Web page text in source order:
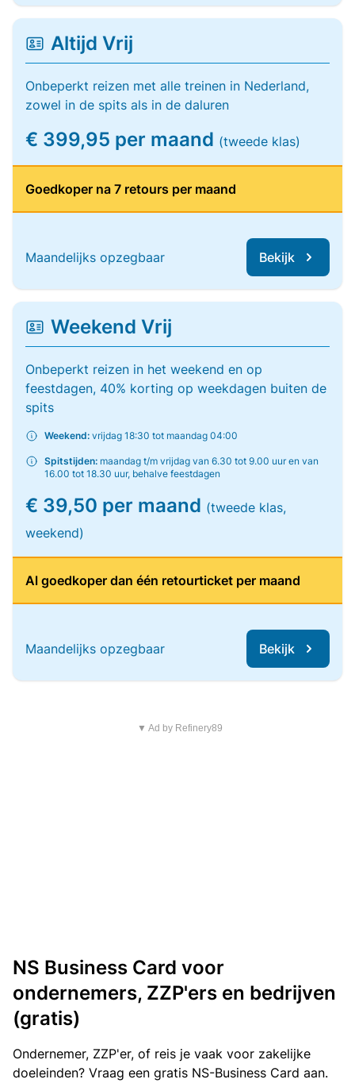
Altijd Vrij
Onbeperkt reizen met alle treinen in Nederland,
zowel in de spits als in de daluren
€ 399,95 per maand (tweede klas)
Goedkoper na 7 retours per maand
Maandelijks opzegbaar Bekijk
Weekend Vrij
Onbeperkt reizen in het weekend en op
feestdagen, 40% korting op weekdagen buiten de
spits
Weekend: vrijdag 18:30 tot maandag 04:00
Spitstijden: maandag t/m vrijdag van 6.30 tot 9.00 uur en van
16.00 tot 18.30 uur, behalve feestdagen
€ 39,50 per maand (tweede klas,
weekend)
Al goedkoper dan één retourticket per maand
Maandelijks opzegbaar Bekijk
▼ Ad by Refinery89
NS Business Card voor
ondernemers, ZZP'ers en bedrijven
(gratis)
Ondernemer, ZZP'er, of reis je vaak voor zakelijke
doeleinden? Vraag een gratis NS-Business Card aan.